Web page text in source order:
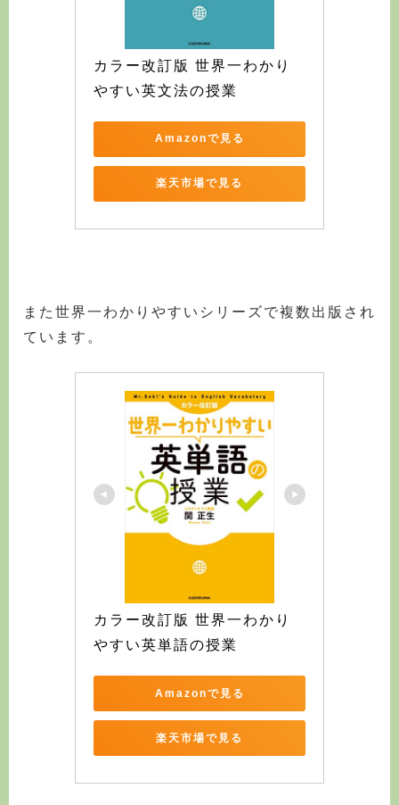
カラー改訂版 世界一わかり
やすい英文法の授業
Amazonで見る
楽天市場で見る
また世界一わかりやすいシリーズで複数出版され
ています。
カラー改訂版 世界一わかり
やすい英単語の授業
Amazonで見る
楽天市場で見る